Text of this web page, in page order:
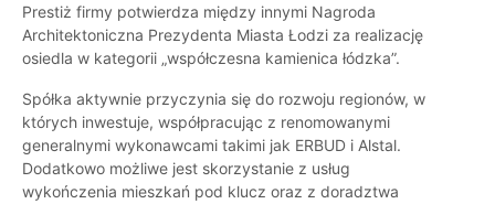
Prestiż firmy potwierdza między innymi Nagroda
Architektoniczna Prezydenta Miasta Łodzi za realizację
osiedla w kategorii „współczesna kamienica łódzka”.
Spółka aktywnie przyczynia się do rozwoju regionów, w
których inwestuje, współpracując z renomowanymi
generalnymi wykonawcami takimi jak ERBUD i Alstal.
Dodatkowo możliwe jest skorzystanie z usług
wykończenia mieszkań pod klucz oraz z doradztwa